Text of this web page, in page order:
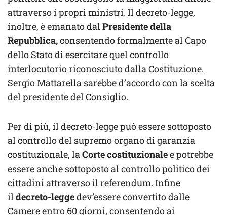
attraverso i propri ministri. Il decreto-legge,
inoltre, è emanato dalPresidente della
Repubblica,consentendo formalmente al Capo
dello Stato di esercitare quel controllo
interlocutorio riconosciuto dalla Costituzione.
Sergio Mattarella sarebbe d’accordo con la scelta
del presidente del Consiglio.
Per di più, il decreto-legge può essere sottoposto
al controllo del supremo organo di garanzia
costituzionale, laCorte costituzionalee potrebbe
essere anche sottoposto al controllo politico dei
cittadini attraverso il referendum. Infine
ildecreto-leggedev’essere convertito dalle
Camere entro 60 giorni, consentendo ai